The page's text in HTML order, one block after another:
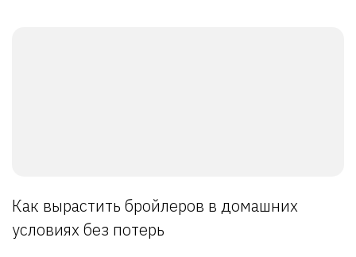
Как вырастить бройлеров в домашних
условиях без потерь